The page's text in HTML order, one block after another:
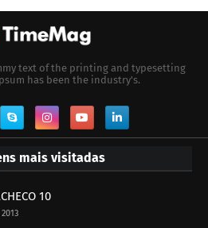
text of the printing and typesetting
has been the industry's.
mais visitadas
10